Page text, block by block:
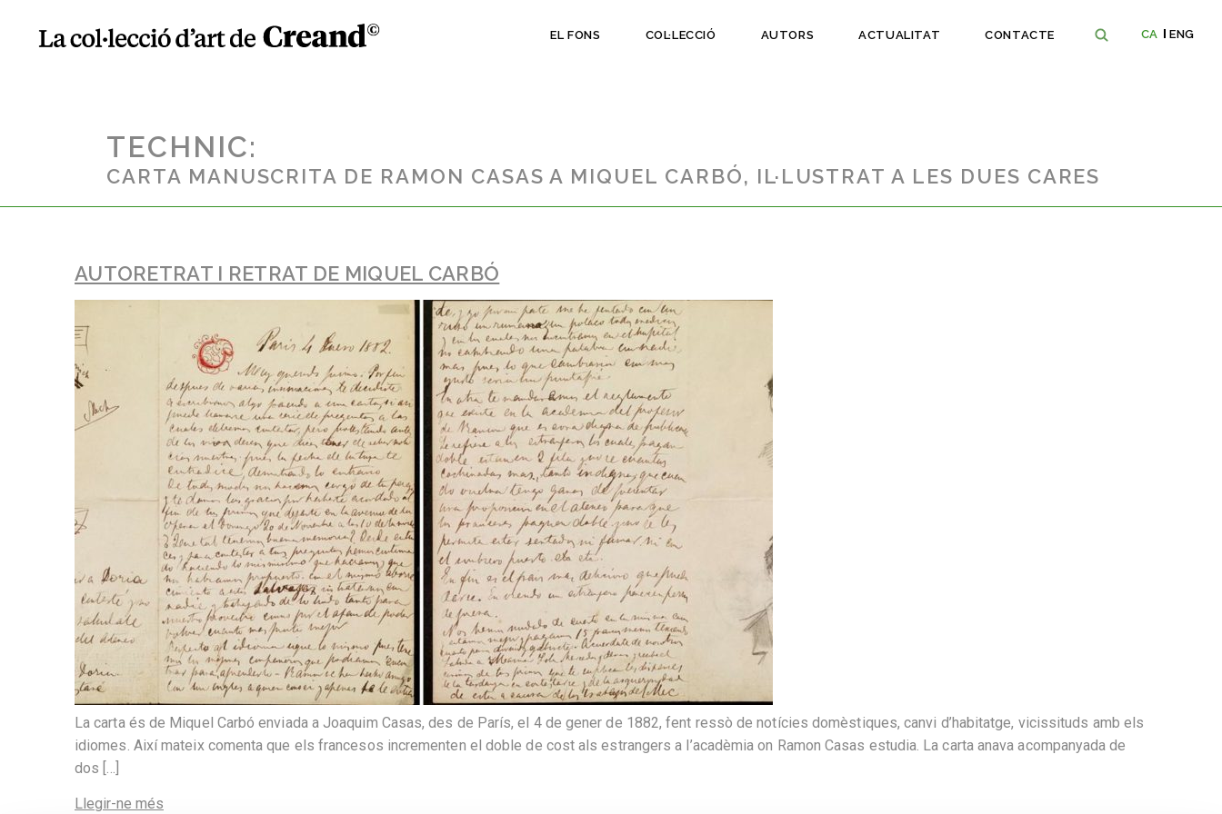
EL FONS COL·LECCIÓ AUTORS ACTUALITAT CONTACTE CA ENG
TECHNIC:
CARTA MANUSCRITA DE RAMON CASAS A MIQUEL CARBÓ, IL·LUSTRAT A LES DUES CARES
AUTORETRAT I RETRAT DE MIQUEL CARBÓ
La carta és de Miquel Carbó enviada a Joaquim Casas, des de París, el 4 de gener de 1882, fent ressò de notícies domèstiques, canvi d’habitatge, vicissituds amb els
idiomes. Així mateix comenta que els francesos incrementen el doble de cost als estrangers a l’acadèmia on Ramon Casas estudia. La carta anava acompanyada de
dos […]
Llegir-ne més